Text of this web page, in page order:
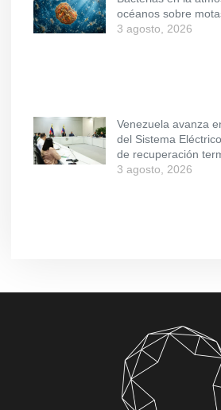
océanos sobre
3 agosto, 2026
Venezuela avanza
del Sistema
de recuperación
3 agosto, 2026